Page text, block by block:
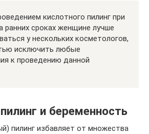
кислотного пилинг при
ранних сроках женщине лучше
у нескольких косметологов,
исключить любые
к проведению данной
и беременность
пилинг избавляет от множества